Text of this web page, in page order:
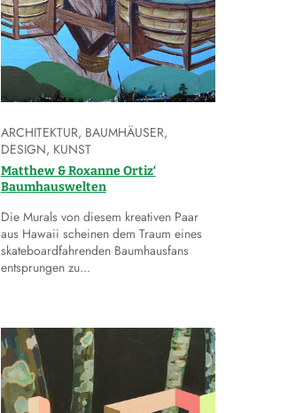
Matthew & Roxanne Ortiz‘
Baumhauswelten
ARCHITEKTUR, BAUMHÄUSER,
DESIGN, KUNST
Die Murals von diesem kreativen Paar
aus Hawaii scheinen dem Traum eines
skateboardfahrenden Baumhausfans
entsprungen zu...